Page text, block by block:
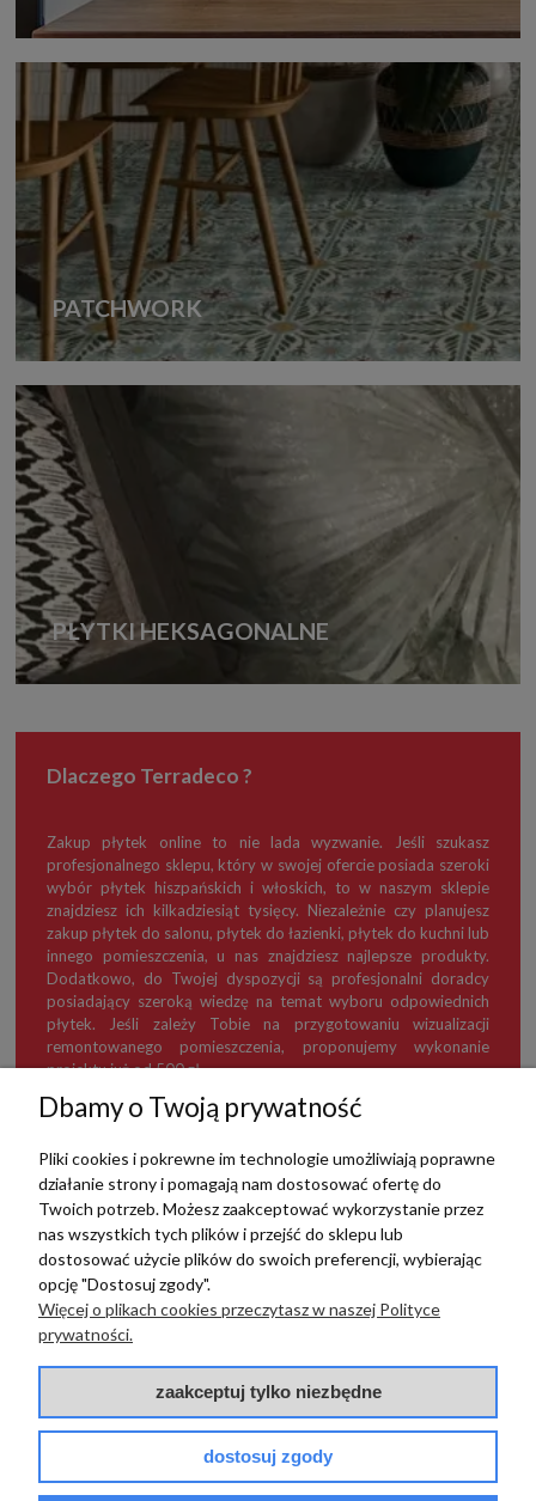
PATCHWORK
PŁYTKI HEKSAGONALNE
Dlaczego Terradeco ?
Zakup płytek online to nie lada wyzwanie. Jeśli szukasz
profesjonalnego sklepu, który w swojej ofercie posiada szeroki
wybór płytek hiszpańskich i włoskich, to w naszym sklepie
znajdziesz ich kilkadziesiąt tysięcy. Niezależnie czy planujesz
zakup płytek do salonu, płytek do łazienki, płytek do kuchni lub
innego pomieszczenia, u nas znajdziesz najlepsze produkty.
Dodatkowo, do Twojej dyspozycji są profesjonalni doradcy
posiadający szeroką wiedzę na temat wyboru odpowiednich
płytek. Jeśli zależy Tobie na przygotowaniu wizualizacji
remontowanego pomieszczenia, proponujemy wykonanie
projektu już od 500 zł.
TERRADECO
BAZA WIEDZY
PŁATNOŚCI I DOSTAWA
Dbamy o Twoją prywatność
Pliki cookies i pokrewne im technologie umożliwiają poprawne
działanie strony i pomagają nam dostosować ofertę do
Twoich potrzeb. Możesz zaakceptować wykorzystanie przez
nas wszystkich tych plików i przejść do sklepu lub
dostosować użycie plików do swoich preferencji, wybierając
opcję "Dostosuj zgody".
Więcej o plikach cookies przeczytasz w naszej Polityce
prywatności.
zaakceptuj tylko niezbędne
dostosuj zgody